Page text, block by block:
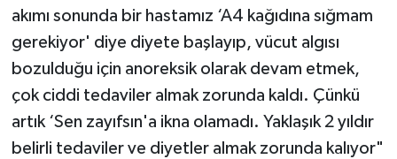
akımı sonunda bir hastamız ‘A4 kağıdına sığmam
gerekiyor' diye diyete başlayıp, vücut algısı
bozulduğu için anoreksik olarak devam etmek,
çok ciddi tedaviler almak zorunda kaldı. Çünkü
artık ‘Sen zayıfsın'a ikna olamadı. Yaklaşık 2 yıldır
belirli tedaviler ve diyetler almak zorunda kalıyor"